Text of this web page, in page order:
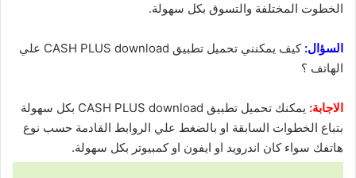
الخطوت المختلفة والتسوق بكل سهولة.
السؤال:
كيف يمكنني تحميل تطبيق CASH PLUS download علي
الهاتف ؟
الاجابة:
يمكنك تحميل تطبيق CASH PLUS download بكل سهولة
بتباع الخطوات السابقة او بالضغط علي الروابط القادمة حسب نوع
هاتفك سواء كان اندرويد او ايفون او كمبيوتر بكل سهولة.